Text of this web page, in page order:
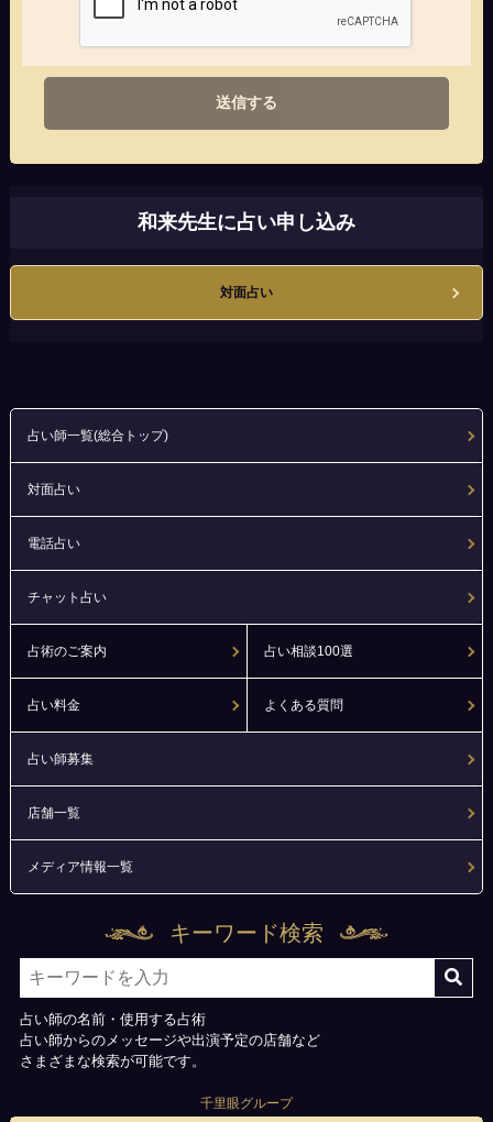
送信する
和来先生に占い申し込み
対面占い
占い師一覧(総合トップ)
対面占い
電話占い
チャット占い
占術のご案内 占い相談100選
占い料金 よくある質問
占い師募集
店舗一覧
メディア情報一覧
キーワード検索
占い師の名前・使用する占術
占い師からのメッセージや出演予定の店舗など
さまざまな検索が可能です。
千里眼グループ